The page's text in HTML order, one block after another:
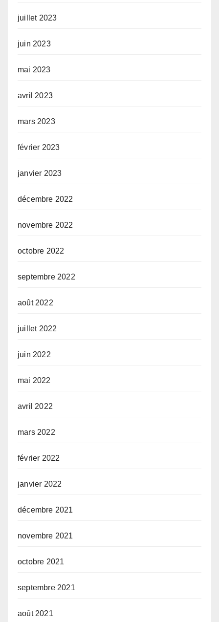
juillet 2023
juin 2023
mai 2023
avril 2023
mars 2023
février 2023
janvier 2023
décembre 2022
novembre 2022
octobre 2022
septembre 2022
août 2022
juillet 2022
juin 2022
mai 2022
avril 2022
mars 2022
février 2022
janvier 2022
décembre 2021
novembre 2021
octobre 2021
septembre 2021
août 2021